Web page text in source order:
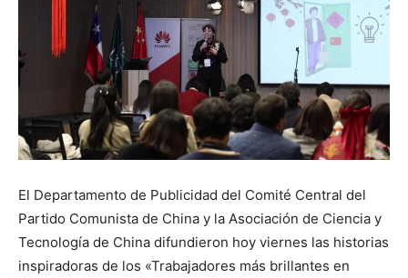
El Departamento de Publicidad del Comité Central del
Partido Comunista de China y la Asociación de Ciencia y
Tecnología de China difundieron hoy viernes las historias
inspiradoras de los «Trabajadores más brillantes en